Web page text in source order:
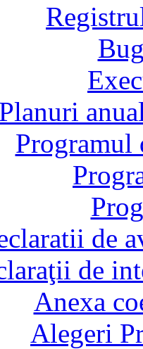
Planuri
de
de
Anexa
Alegeri